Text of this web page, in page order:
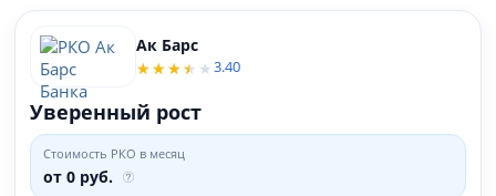
Ак Барс
3.40
Уверенный рост
Стоимость РКО в месяц
от 0 руб.